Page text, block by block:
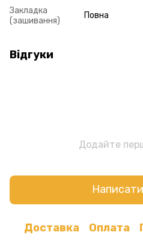
Закладка
(зашивання)
Повна
Відгуки
Додайте
Написати
Доставка Оплата